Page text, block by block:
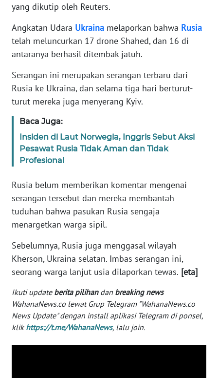
yang dikutip oleh Reuters.
Angkatan Udara Ukraina melaporkan bahwa Rusia
telah meluncurkan 17 drone Shahed, dan 16 di
antaranya berhasil ditembak jatuh.
Serangan ini merupakan serangan terbaru dari
Rusia ke Ukraina, dan selama tiga hari berturut-
turut mereka juga menyerang Kyiv.
Baca Juga:
Insiden di Laut Norwegia, Inggris Sebut Aksi
Pesawat Rusia Tidak Aman dan Tidak
Profesional
Rusia belum memberikan komentar mengenai
serangan tersebut dan mereka membantah
tuduhan bahwa pasukan Rusia sengaja
menargetkan warga sipil.
Sebelumnya, Rusia juga menggasal wilayah
Kherson, Ukraina selatan. Imbas serangan ini,
seorang warga lanjut usia dilaporkan tewas. [eta]
Ikuti update berita pilihandan breaking news
WahanaNews.co lewat Grup Telegram "WahanaNews.co
News Update" dengan install aplikasi Telegram di ponsel,
klik https://t.me/WahanaNews, lalu join.
Wahana
News
Regional
WN
JAKARTA
JABAR
WN
NTT
KEPRI
WN
WN
PAPUA
BARAT